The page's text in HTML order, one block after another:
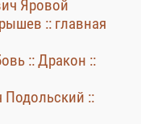
Яровой
:: главная
:: Дракон ::
Подольский ::